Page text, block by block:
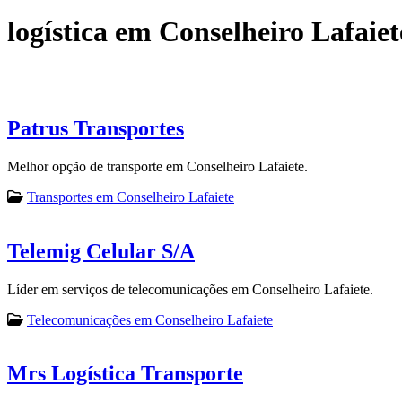
logística em Conselheiro
Patrus Transportes
Melhor opção de transporte em Conselheiro Lafaiete.
Transportes em Conselheiro Lafaiete
Telemig Celular S/A
Líder em serviços de telecomunicações em Conselheiro Lafaiete.
Telecomunicações em Conselheiro Lafaiete
Mrs Logística Transporte